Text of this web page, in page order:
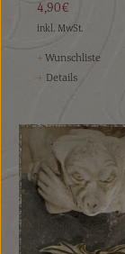
4,90€
inkl. MwSt.
+ Wunschliste
+ Details